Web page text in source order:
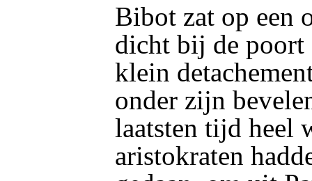
Bibot zat op een
dicht bij de poort
klein
onder zijn
laatsten tijd heel
aristokraten